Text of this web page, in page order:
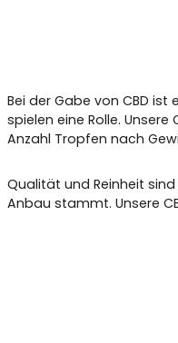
Bei der Gabe von CBD
spielen eine Rolle.
Anzahl Tropfen nach
Qualität und Reinheit
Anbau stammt. Unsere